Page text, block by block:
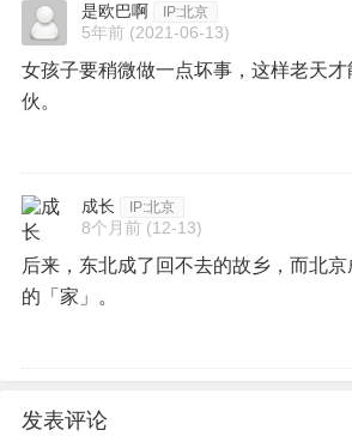
因为我的一句 " 你不用着急找房子
都可以 " ，她开始嚎啕大哭。
她开始感慨过去这几年她一心想
同的家，房子里有她喜欢的装潢
的电脑桌，有他们一起养的那只小
但这段恋情结束，她才突然之间
安全感是有条件的，爱情存在，那
网上有句话说女孩子长大以后在
家是外人。
是欧巴啊 IP:北京
5年前 (2021-06-13)
女孩子要稍微做一点坏事，这样老天
伙。
成长 IP:北京
8个月前 (12-13)
后来，东北成了回不去的故乡，而北
的「家」。
发表评论